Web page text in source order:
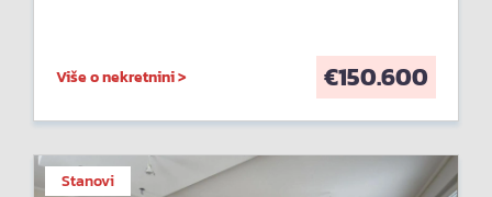
Više o nekretnini > €150.600
Stanovi